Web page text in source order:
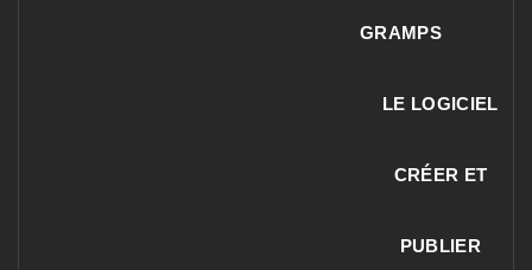
GRAMPS
LE LOGICIEL
CRÉER ET
PUBLIER